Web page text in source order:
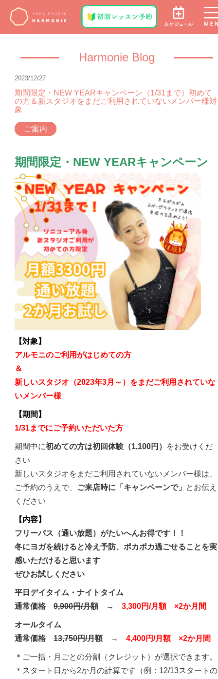
Harmonie Blog
2023/12/27
期間限定・NEW YEARキャンペーン（1/31まで）初めて
の方＆新スタジオをまだご利用されていないメンバー様対
象
ご案内
期間限定・NEW YEARキャンペーン
【対象】
アルモニのご利用がはじめての方
＆
新しいスタジオ（2023年3月～）をまだご利用されていな
いメンバー様
【期間】
1/31までにご予約いただいた方
期間中に初めての方は初回体験（1,100円）
をお受けくだ
さい
新しいスタジオをまだご利用されていないメンバー様は、
ご予約のうえで、
ご来店時に「キャンペーンで」
とお伝え
ください
【内容】
フリーパス（通い放題）がたいへんお得です！！
冬にヨガを続けると冷え予防、ポカポカ過ごせることを実
感いただけると思います
ぜひお試しください
平⽇デイタイム・ナイトタイム
通常価格 9,900円/月額→ 3,300円/月額 ×2か月間
オールタイム
通常価格 13,750円/月額→ 4,400円/月額 ×2か月間
＊ご一括・月ごとの分割（クレジット）が選択できます。
＊スタート日から2か月の計算です（例：12/13スタートの